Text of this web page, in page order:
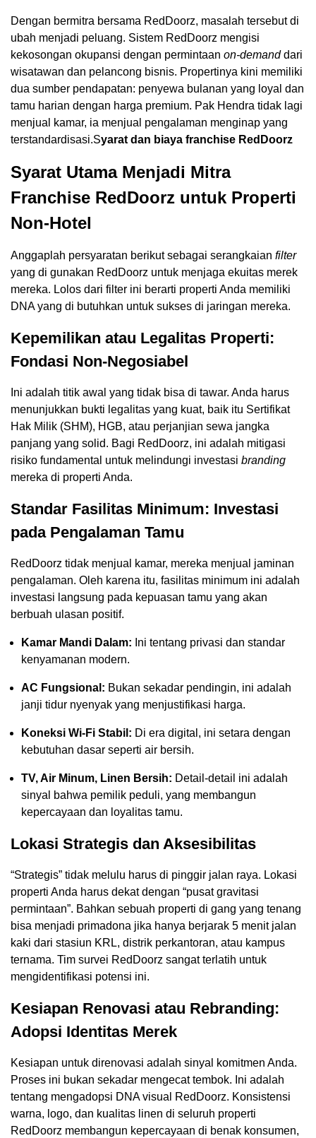
Dengan bermitra bersama RedDoorz, masalah tersebut di
ubah menjadi peluang. Sistem RedDoorz mengisi
kekosongan okupansi dengan permintaan on-demand dari
wisatawan dan pelancong bisnis. Propertinya kini memiliki
dua sumber pendapatan: penyewa bulanan yang loyal dan
tamu harian dengan harga premium. Pak Hendra tidak lagi
menjual kamar, ia menjual pengalaman menginap yang
terstandardisasi.Syarat dan biaya franchise RedDoorz
Syarat Utama Menjadi Mitra
Franchise RedDoorz untuk Properti
Non-Hotel
Anggaplah persyaratan berikut sebagai serangkaian filter
yang di gunakan RedDoorz untuk menjaga ekuitas merek
mereka. Lolos dari filter ini berarti properti Anda memiliki
DNA yang di butuhkan untuk sukses di jaringan mereka.
Kepemilikan atau Legalitas Properti:
Fondasi Non-Negosiabel
Ini adalah titik awal yang tidak bisa di tawar. Anda harus
menunjukkan bukti legalitas yang kuat, baik itu Sertifikat
Hak Milik (SHM), HGB, atau perjanjian sewa jangka
panjang yang solid. Bagi RedDoorz, ini adalah mitigasi
risiko fundamental untuk melindungi investasi branding
mereka di properti Anda.
Standar Fasilitas Minimum: Investasi
pada Pengalaman Tamu
RedDoorz tidak menjual kamar, mereka menjual jaminan
pengalaman. Oleh karena itu, fasilitas minimum ini adalah
investasi langsung pada kepuasan tamu yang akan
berbuah ulasan positif.
Kamar Mandi Dalam: Ini tentang privasi dan standar
kenyamanan modern.
AC Fungsional: Bukan sekadar pendingin, ini adalah
janji tidur nyenyak yang menjustifikasi harga.
Koneksi Wi-Fi Stabil: Di era digital, ini setara dengan
kebutuhan dasar seperti air bersih.
TV, Air Minum, Linen Bersih: Detail-detail ini adalah
sinyal bahwa pemilik peduli, yang membangun
kepercayaan dan loyalitas tamu.
Lokasi Strategis dan Aksesibilitas
“Strategis” tidak melulu harus di pinggir jalan raya. Lokasi
properti Anda harus dekat dengan “pusat gravitasi
permintaan”. Bahkan sebuah properti di gang yang tenang
bisa menjadi primadona jika hanya berjarak 5 menit jalan
kaki dari stasiun KRL, distrik perkantoran, atau kampus
ternama. Tim survei RedDoorz sangat terlatih untuk
mengidentifikasi potensi ini.
Kesiapan Renovasi atau Rebranding:
Adopsi Identitas Merek
Kesiapan untuk direnovasi adalah sinyal komitmen Anda.
Proses ini bukan sekadar mengecat tembok. Ini adalah
tentang mengadopsi DNA visual RedDoorz. Konsistensi
warna, logo, dan kualitas linen di seluruh properti
RedDoorz membangun kepercayaan di benak konsumen,